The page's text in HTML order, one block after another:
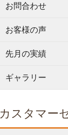
お問合わせ
お客様の声
先月の実績
ギャラリー
カスタマー